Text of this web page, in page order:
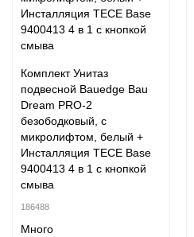
Комплект Унитаз
подвесной Bauedge Bau
Dream PRO-2
безободковый, с
микролифтом, белый +
Инсталляция TECE Base
9400413 4 в 1 с кнопкой
смыва
186488
Много